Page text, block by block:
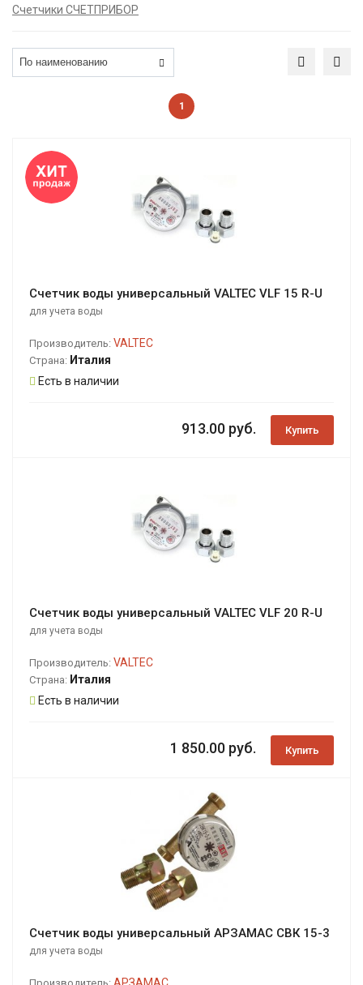
Счетчики СЧЕТПРИБОР
1
Счетчик воды универсальный VALTEC VLF 15 R-U
для учета воды
Производитель: VALTEC
Страна: Италия
Есть в наличии
913.00 руб. Купить
Счетчик воды универсальный VALTEC VLF 20 R-U
для учета воды
Производитель: VALTEC
Страна: Италия
Есть в наличии
1 850.00 руб. Купить
Счетчик воды универсальный АРЗАМАС СВК 15-3
для учета воды